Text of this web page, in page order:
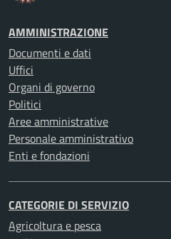
AMMINISTRAZIONE
Documenti e dati
Uffici
Organi di governo
Politici
Aree amministrative
Personale amministrativo
Enti e fondazioni
CATEGORIE DI SERVIZIO
Agricoltura e pesca